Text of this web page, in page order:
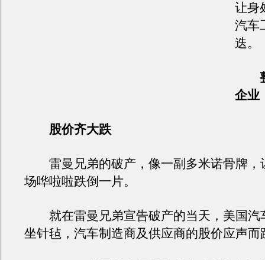
让身
汽车
迭。
企业
股价齐大跌
雷曼兄弟的破产，像一副多米诺骨牌，
场哗啦啦跌倒一片。
就在雷曼兄弟宣告破产的当天，美国汽
坐针毡，汽车制造商及供应商的股价应声而